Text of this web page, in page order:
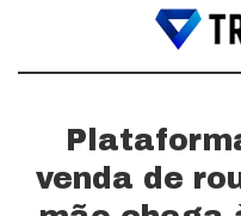
venda de